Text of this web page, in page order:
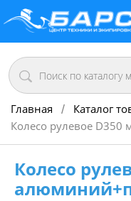
Главная / Каталог
Колесо рулевое
Колесо